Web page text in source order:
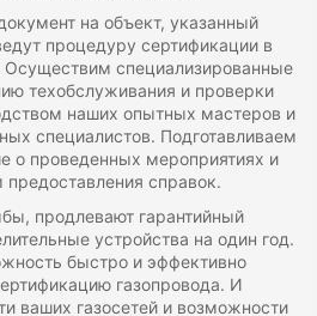
на объект, указанный
процедуру сертификации в
Осуществим специализированные
техобслуживания и проверки
наших опытных мастеров и
специалистов. Подготавливаем
о проведенных мероприятиях и
справок.
продлевают гарантийный
устройства на один год.
быстро и эффективно
газопровода. И
ваших газосетей и возможности